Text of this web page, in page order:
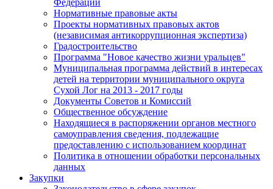
Федерации
Нормативные правовые акты
Проекты нормативных правовых актов
(независимая антикоррупционная экспертиза)
Градостроительство
Программа "Новое качество жизни уральцев"
Муниципальная программа действий в интересах
детей на территории муниципального округа
Сухой Лог на 2013 - 2017 годы
Документы Советов и Комиссий
Общественное обсуждение
Находящиеся в распоряжении органов местного
самоуправления сведения, подлежащие
предоставлению с использованием координат
Политика в отношении обработки персональных
данных
Закупки